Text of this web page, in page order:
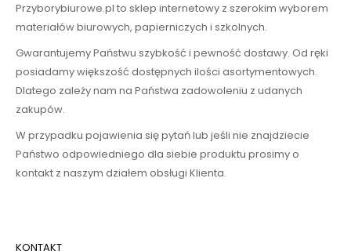
Przyborybiurowe.pl to sklep internetowy z szerokim wyborem
materiałów biurowych, papierniczych i szkolnych.
Gwarantujemy Państwu szybkość i pewność dostawy. Od ręki
posiadamy większość dostępnych ilości asortymentowych.
Dlatego zależy nam na Państwa zadowoleniu z udanych
zakupów.
W przypadku pojawienia się pytań lub jeśli nie znajdziecie
Państwo odpowiedniego dla siebie produktu prosimy o
kontakt z naszym działem obsługi Klienta.
KONTAKT